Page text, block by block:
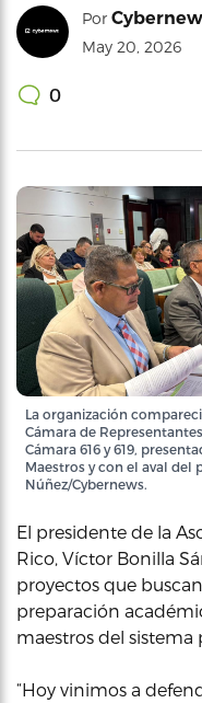
Por
May 20, 2026
0
La organización
Cámara de
Cámara 616 y 619,
Maestros y con el aval del
Núñez/Cybernews.
El presidente de la
Rico, Víctor Bonilla
proyectos que
preparación
maestros del sistema
“Hoy vinimos a